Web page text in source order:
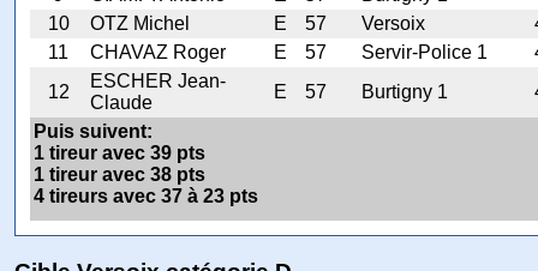
10
OTZ Michel E 57 Versoix
11
CHAVAZ Roger E 57 Servir-Police 1
12
ESCHER Jean-
Claude
E 57 Burtigny 1
Puis suivent:
1 tireur avec 39 pts
1 tireur avec 38 pts
4 tireurs avec 37 à 23 pts